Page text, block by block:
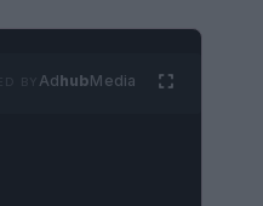
AdhubMedia